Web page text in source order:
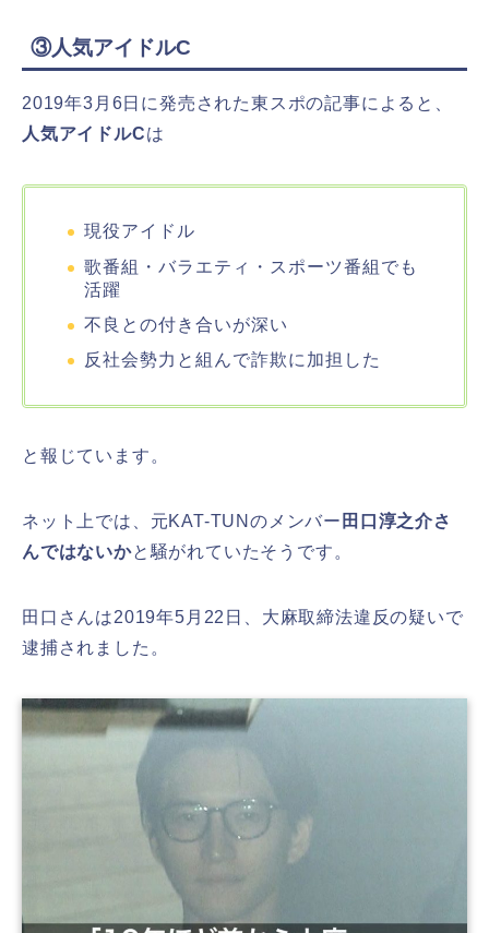
③人気アイドルC
2019年3月6日に発売された東スポの記事によると、
人気アイドルCは
現役アイドル
歌番組・バラエティ・スポーツ番組でも
活躍
不良との付き合いが深い
反社会勢力と組んで詐欺に加担した
と報じています。
ネット上では、元KAT-TUNのメンバー 田口淳之介さ
んではないかと騒がれていたそうです。
田口さんは2019年5月22日、大麻取締法違反の疑いで
逮捕されました。